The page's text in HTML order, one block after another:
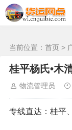
南宁发去 的物流
当前位置： 首页 >
桂平杨氏•木
物流管理员
专线直达：桂平